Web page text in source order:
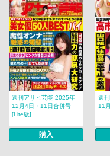
週刊アサヒ芸能 2025年
12月4日・11日合併号
[Lite版]
購入
週
11